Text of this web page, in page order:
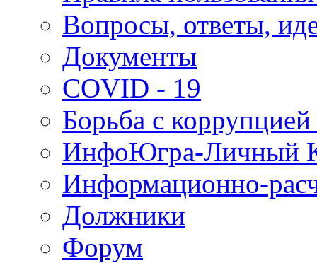
Вопросы, ответы,
Документы
COVID - 19
Борьба с
ИнфоЮгра-Личный
Информационно-
Должники
Форум